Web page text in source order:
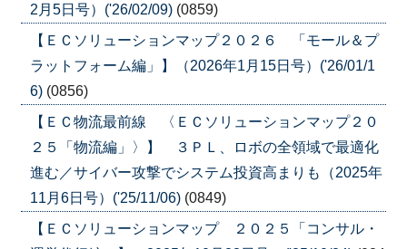
2月5日号）('26/02/09) (0859)
【ＥＣソリューションマップ２０２６ 「モール＆プ
ラットフォーム編」】（2026年1月15日号）('26/01/1
6) (0856)
【ＥＣ物流最前線 〈ＥＣソリューションマップ２０
２５「物流編」〉】 ３ＰＬ、ロボの全領域で最適化
進む／サイバー攻撃でシステム投資高まりも（2025年
11月6日号）('25/11/06) (0849)
【ＥＣソリューションマップ ２０２５「コンサル・